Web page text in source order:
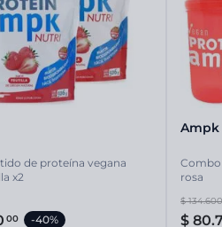
de proteína vegana
x2
00 -40%
Ampk
Combo
rosa
$ 134.600
$ 80.